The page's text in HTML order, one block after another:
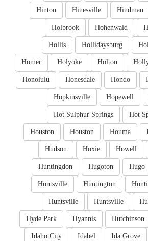
Hindman
Hinesville
Hinton
Hohenwald
Holbrook
Hollidaysburg
Hollis
Holton
Holyoke
Homer
Hondo
Honesdale
Honolulu
Hopewell
Hopkinsville
Hot
Hot Sulphur Springs
Houma
Houston
Houston
Howell
Hoxie
Hudson
Hugo
Hugoton
Huntingdon
Huntington
Huntsville
Huntsville
Huntsville
Hutchinson
Hyannis
Hyde Park
Ida Grove
Idabel
Idaho City